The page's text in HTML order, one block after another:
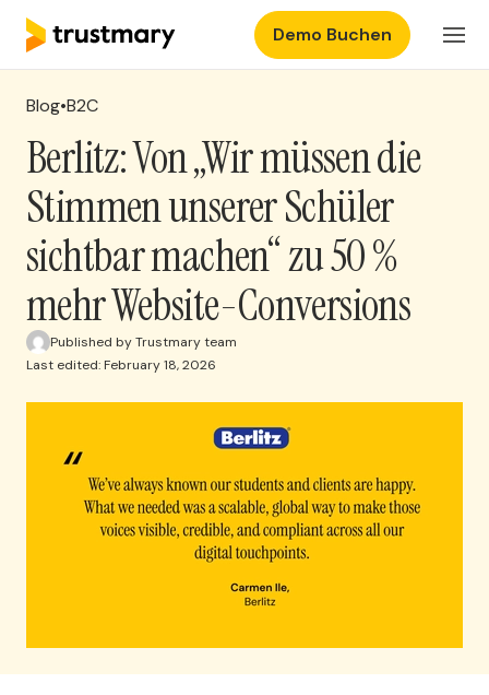
Produkte
Preisgestaltung
Ressourcen
DE Einloggen
Demo Buchen
Blog•B2C
Berlitz: Von „Wir müssen die
Stimmen unserer Schüler
sichtbar machen“ zu 50 %
mehr Website-Conversions
Published by Trustmary team
Last edited: February 18, 2026